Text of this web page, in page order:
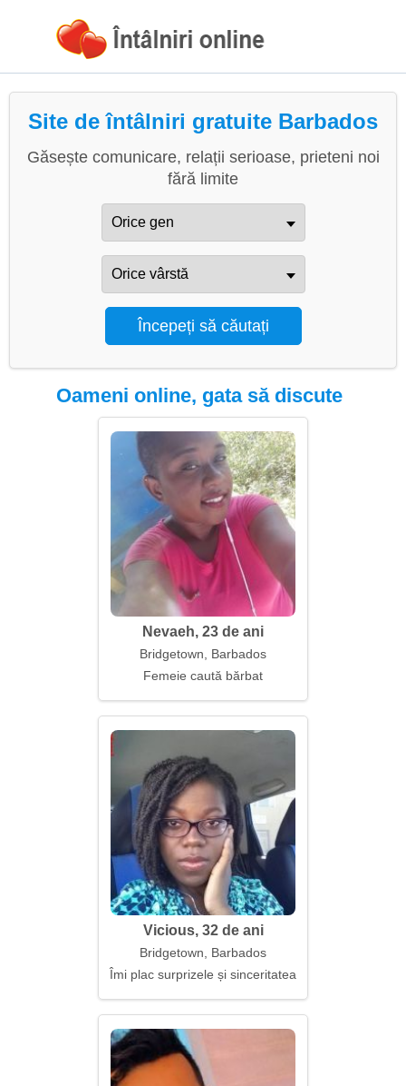
Site de întâlniri gratuite Barbados
Găsește comunicare, relații serioase, prieteni noi
fără limite
Oameni online, gata să discute
Nevaeh, 23 de ani
Bridgetown, Barbados
Femeie caută bărbat
Vicious, 32 de ani
Bridgetown, Barbados
Îmi plac surprizele și sinceritatea